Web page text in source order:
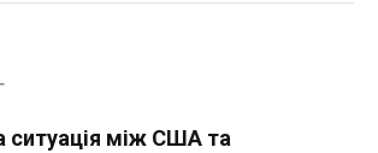
ситуація між США та